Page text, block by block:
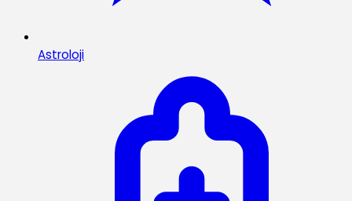
Astroloji